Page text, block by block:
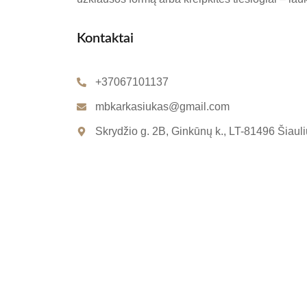
Kontaktai
+37067101137
mbkarkasiukas@gmail.com
Skrydžio g. 2B, Ginkūnų k., LT-81496